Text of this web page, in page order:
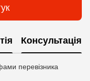
Консультація
перевізника